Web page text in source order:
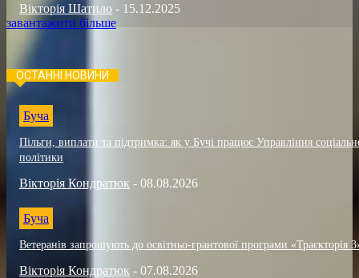
Вікторія Шатило - 15.12.2025
завантажити більше
ОСТАННІ НОВИНИ
Буча
Пільги, виплати та підтримка: як у Бучі працює Управління
політики
Вікторія Кондратюк - 08.08.2026
Буча
Ветеранів запрошують до освітньо-грантової програми «Траєкторія
Вікторія Кондратюк - 07.08.2026